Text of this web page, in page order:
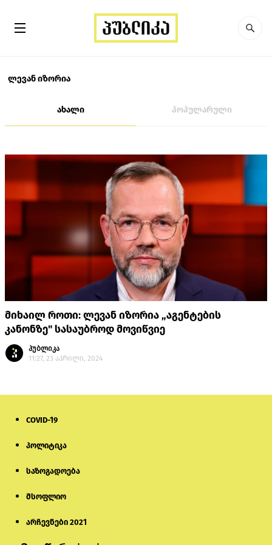
ლევან იზორია
ახალი პოპულარული
მიხაილ როთი: ლევან იზორია „აგენტების
კანონზე" სასაუბროდ მოვიწვიე
პუბლიკა
11:27, 23 აპრილი, 2024
COVID-19
პოლიტიკა
საზოგადოება
მსოფლიო
არჩევნები 2021